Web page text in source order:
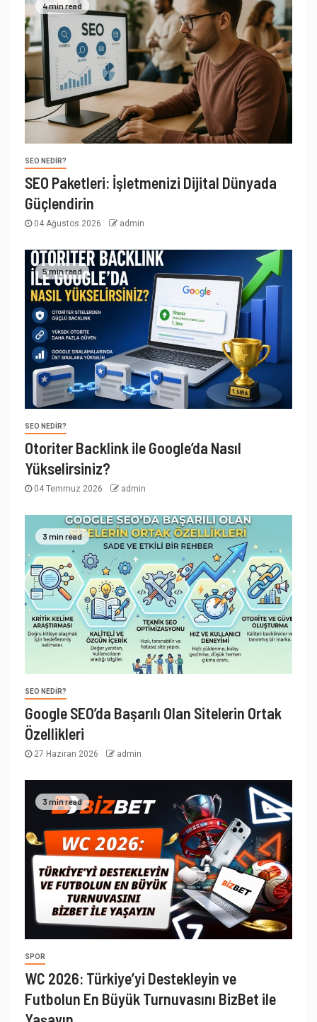
4 min read
SEO NEDIR?
SEO Paketleri: İşletmenizi Dijital Dünyada
Güçlendirin
04 Ağustos 2026 admin
5 min read
SEO NEDIR?
Otoriter Backlink ile Google’da Nasıl
Yükselirsiniz?
04 Temmuz 2026 admin
3 min read
SEO NEDIR?
Google SEO’da Başarılı Olan Sitelerin Ortak
Özellikleri
27 Haziran 2026 admin
3 min read
SPOR
WC 2026: Türkiye’yi Destekleyin ve
Futbolun En Büyük Turnuvasını BizBet ile